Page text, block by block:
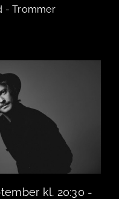
-Trommer
kl. 20:30 -